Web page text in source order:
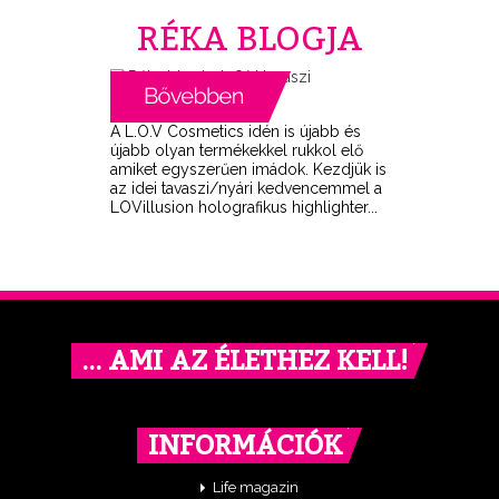
RÉKA BLOGJA
A L.O.V Cosmetics idén is újabb és
újabb olyan termékekkel rukkol elő
amiket egyszerűen imádok. Kezdjük is
az idei tavaszi/nyári kedvencemmel a
LOVillusion holografikus highlighter...
… AMI AZ ÉLETHEZ KELL!
INFORMÁCIÓK
Life magazin